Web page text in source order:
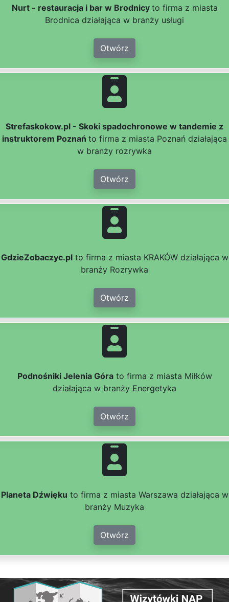
Nurt - restauracja i bar w Brodnicy to firma z miasta
Brodnica działająca w branży usługi
Otwórz
Strefaskokow.pl - Skoki spadochronowe w tandemie z
instruktorem Poznań to firma z miasta Poznań działająca
w branży rozrywka
Otwórz
GdzieZobaczyc.plto firma z miasta KRAKÓW działająca w
branży Rozrywka
Otwórz
Podnośniki Jelenia Górato firma z miasta Miłków
działająca w branży Energetyka
Otwórz
Planeta Dźwięku to firma z miasta Warszawa działająca w
branży Muzyka
Otwórz